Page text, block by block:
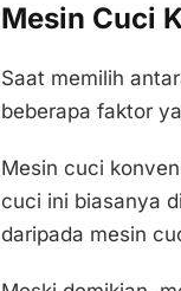
Mesin Cuci
Saat memilih
beberapa faktor
Mesin cuci
cuci ini biasanya
daripada mesin